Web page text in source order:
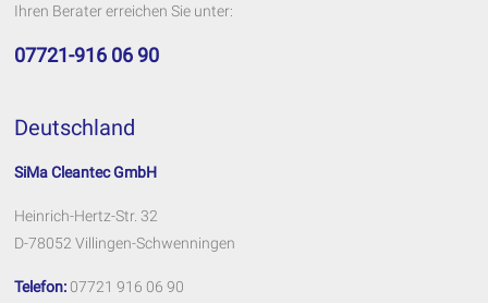
Ihren Berater erreichen Sie unter:
07721-916 06 90
Deutschland
SiMa Cleantec GmbH
Heinrich-Hertz-Str. 32
D-78052 Villingen-Schwenningen
Telefon: 07721 916 06 90